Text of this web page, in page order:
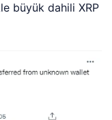
büyük dahili XRP